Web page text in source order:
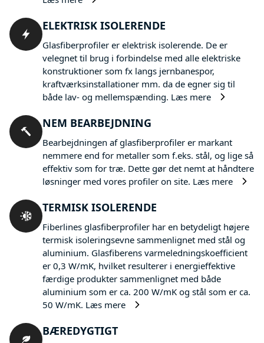
ELEKTRISK ISOLERENDE
Glasfiberprofiler er elektrisk isolerende. De er
velegnet til brug i forbindelse med alle elektriske
konstruktioner som fx langs jernbanespor,
kraftværksinstallationer mm. da de egner sig til
både lav- og mellemspænding. Læs mere
NEM BEARBEJDNING
Bearbejdningen af glasfiberprofiler er markant
nemmere end for metaller som f.eks. stål, og lige så
effektiv som for træ. Dette gør det nemt at håndtere
løsninger med vores profiler on site. Læs mere
TERMISK ISOLERENDE
Fiberlines glasfiberprofiler har en betydeligt højere
termisk isoleringsevne sammenlignet med stål og
aluminium. Glasfiberens varmeledningskoefficient
er 0,3 W/mK, hvilket resulterer i energieffektive
færdige produkter sammenlignet med både
aluminium som er ca. 200 W/mK og stål som er ca.
50 W/mK. Læs mere
BÆREDYGTIGT